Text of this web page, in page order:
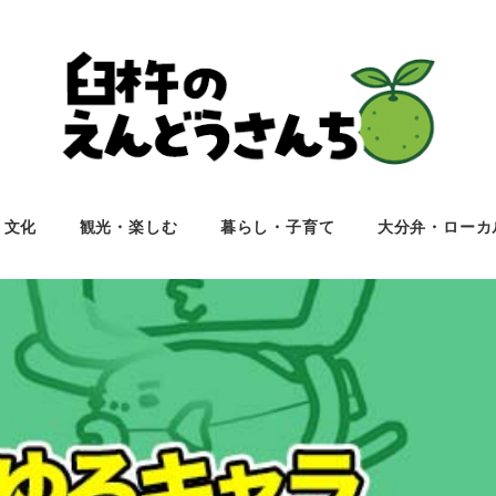
化 観光・楽しむ 暮らし・子育て 大分弁・ロー